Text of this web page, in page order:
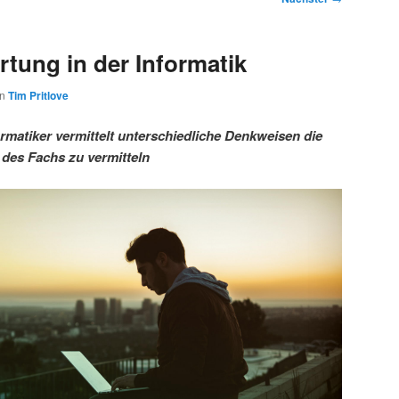
in der Informatik
Tim Pritlove
vermittelt unterschiedliche Denkweisen die
Fachs zu vermitteln